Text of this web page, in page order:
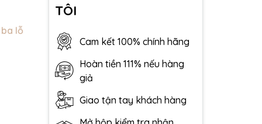
ba lỗ
TÔI
Cam kết 100% chính hãng
Hoàn tiền 111% nếu hàng
giả
Giao tận tay khách hàng